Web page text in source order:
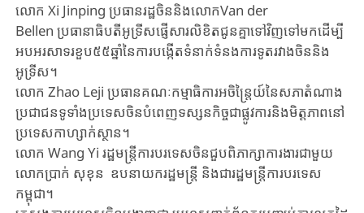
លោក Xi Jinping ប្រធាន​រដ្ឋចិន​​និង​លោកVan der
Bellen ប្រធានាធិបតីអូទ្រីសផ្ញើសារលិខិត​ជូន​គ្នាទៅ​វិញ​ទៅមក​ដើម្បី​
អបអរសាទរ​ខួប​៥៥ឆ្នាំ​នៃការ​បង្កើត​ទំនាក់​ទំនង​ការទូត​រវាង​ចិននិង​
អូទ្រីស​។
លោក Zhao Leji ប្រធានគណៈកម្មាធិការអចិន្ត្រៃយ៍នៃសភាតំណាង
ប្រជាជនទូទាំងប្រទេស​ចិនបំពេញទស្សនកិច្ចជាផ្លូវការនិងមិត្តភាពនៅ
ប្រទេសកាហ្សាក់ស្ថាន។
លោក Wang Yi រដ្ឋមន្រ្តីការបរទេសចិនជួបពិភាក្សាការងារជាមួយ
លោកប្រាក់ សុខុន ឧបនាយករដ្ឋមន្ត្រី និងជារដ្ឋមន្ត្រីការបរទេស
កម្ពុជា។